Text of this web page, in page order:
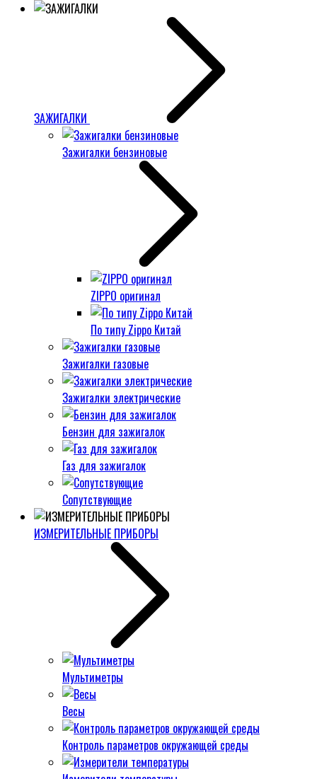
ЗАЖИГАЛКИ
Зажигалки бензиновые
ZIPPO оригинал
По типу Zippo Китай
Зажигалки газовые
Зажигалки электрические
Бензин для зажигалок
Газ для зажигалок
Сопутствующие
ИЗМЕРИТЕЛЬНЫЕ ПРИБОРЫ
Мультиметры
Весы
Контроль параметров окружающей среды